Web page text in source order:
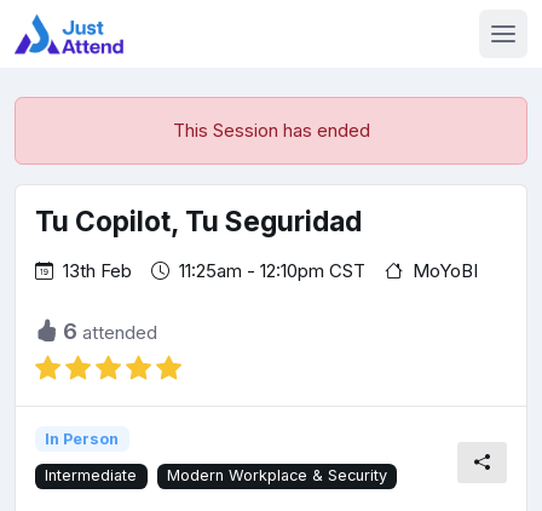
This Session has ended
Tu Copilot, Tu Seguridad
13th Feb 11:25am - 12:10pm CST MoYoBI
6 attended
In Person
Intermediate Modern Workplace & Security